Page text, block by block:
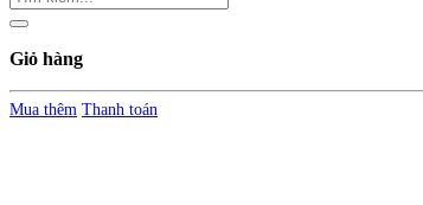
Giỏ hàng
Mua thêm Thanh toán